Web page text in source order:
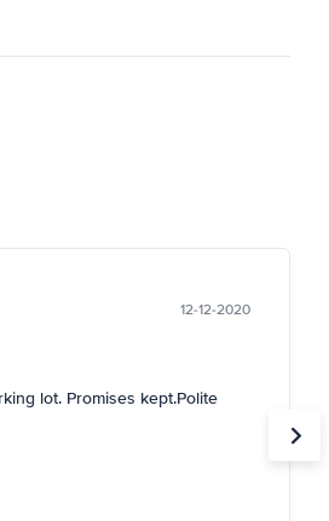
12-12-2020
lot. Promises kept.Polite